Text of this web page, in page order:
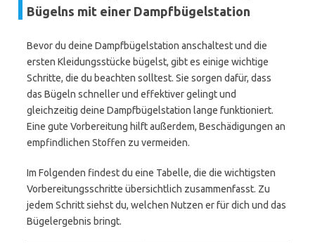
Bügelns mit einer Dampfbügelstation
Bevor du deine Dampfbügelstation anschaltest und die
ersten Kleidungsstücke bügelst, gibt es einige wichtige
Schritte, die du beachten solltest. Sie sorgen dafür, dass
das Bügeln schneller und effektiver gelingt und
gleichzeitig deine Dampfbügelstation lange funktioniert.
Eine gute Vorbereitung hilft außerdem, Beschädigungen an
empfindlichen Stoffen zu vermeiden.
Im Folgenden findest du eine Tabelle, die die wichtigsten
Vorbereitungsschritte übersichtlich zusammenfasst. Zu
jedem Schritt siehst du, welchen Nutzen er für dich und das
Bügelergebnis bringt.